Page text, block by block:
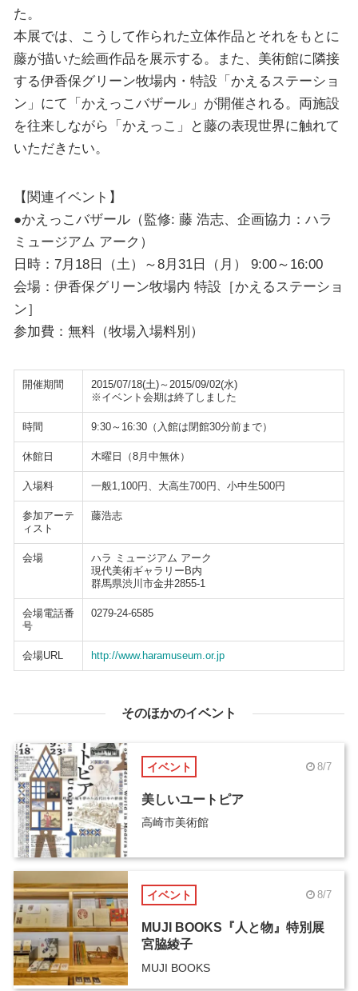
た。
本展では、こうして作られた立体作品とそれをもとに
藤が描いた絵画作品を展示する。また、美術館に隣接
する伊香保グリーン牧場内・特設「かえるステーショ
ン」にて「かえっこバザール」が開催される。両施設
を往来しながら「かえっこ」と藤の表現世界に触れて
いただきたい。
【関連イベント】
●かえっこバザール（監修: 藤 浩志、企画協力：ハラ
ミュージアム アーク）
日時：7月18日（土）～8月31日（月） 9:00～16:00
会場：伊香保グリーン牧場内 特設［かえるステーショ
ン］
参加費：無料（牧場入場料別）
開催期間
2015/07/18(土)～2015/09/02(水)
※イベント会期は終了しました
時間 9:30～16:30（入館は閉館30分前まで）
休館日 木曜日（8月中無休）
入場料 一般1,100円、大高生700円、小中生500円
参加アーテ
ィスト
藤浩志
会場
ハラ ミュージアム アーク
現代美術ギャラリーB内
群馬県渋川市金井2855-1
会場電話番
号
0279-24-6585
会場URL http://www.haramuseum.or.jp
そのほかのイベント
イベント 8/7
美しいユートピア
高崎市美術館
イベント 8/7
MUJI BOOKS『人と物』特別展
宮脇綾子
MUJI BOOKS